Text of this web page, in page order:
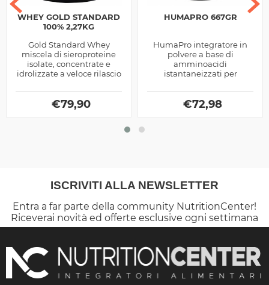
WHEY GOLD STANDARD
100% 2,27KG
Gold Standard Whey
miscela di sieroproteine
isolate, concentrate e
idrolizzate a veloce rilascio
nel post allenamento,
prodotta...
€79,90
HUMAPRO 667GR
HumaPro integratore in
polvere a base di
amminoacidi
istantaneizzati per
muscolare prodotti dalla
Alri
€72,98
ISCRIVITI ALLA NEWSLETTER
Entra a far parte della community NutritionCenter!
Riceverai novità ed offerte esclusive ogni settimana